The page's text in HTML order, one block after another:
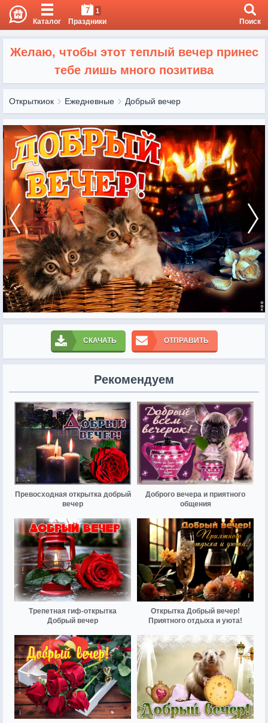
Каталог
7 1
Праздники Поиск
Желаю, чтобы этот теплый вечер принес
тебе лишь много позитива
Открыткиок Ежедневные Добрый вечер
СКАЧАТЬ ОТПРАВИТЬ
Рекомендуем
Превосходная открытка добрый
вечер
Доброго вечера и приятного
общения
Трепетная гиф-открытка
Добрый вечер
Открытка Добрый вечер!
Приятного отдыха и уюта!